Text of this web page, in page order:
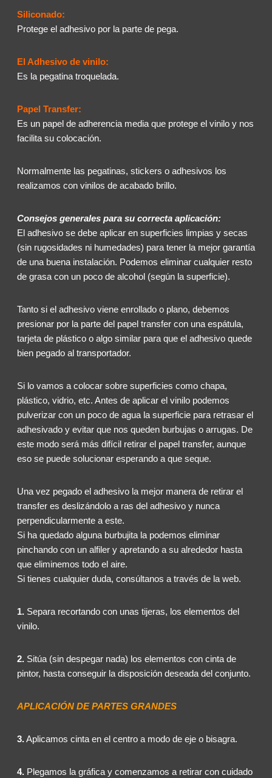
Siliconado:
Protege el adhesivo por la parte de pega.
El Adhesivo de vinilo:
Es la pegatina troquelada.
Papel Transfer:
Es un papel de adherencia media que protege el vinilo y nos
facilita su colocación.
Normalmente las pegatinas, stickers o adhesivos los
realizamos con vinilos de acabado brillo.
Consejos generales para su correcta aplicación:
El adhesivo se debe aplicar en superficies limpias y secas
(sin rugosidades ni humedades) para tener la mejor garantía
de una buena instalación. Podemos eliminar cualquier resto
de grasa con un poco de alcohol (según la superficie).
Tanto si el adhesivo viene enrollado o plano, debemos
presionar por la parte del papel transfer con una espátula,
tarjeta de plástico o algo similar para que el adhesivo quede
bien pegado al transportador.
Si lo vamos a colocar sobre superficies como chapa,
plástico, vidrio, etc. Antes de aplicar el vinilo podemos
pulverizar con un poco de agua la superficie para retrasar el
adhesivado y evitar que nos queden burbujas o arrugas. De
este modo será más difícil retirar el papel transfer, aunque
eso se puede solucionar esperando a que seque.
Una vez pegado el adhesivo la mejor manera de retirar el
transfer es deslizándolo a ras del adhesivo y nunca
perpendicularmente a este.
Si ha quedado alguna burbujita la podemos eliminar
pinchando con un alfiler y apretando a su alrededor hasta
que eliminemos todo el aire.
Si tienes cualquier duda, consúltanos a través de la web.
1.Separa recortando con unas tijeras, los elementos del
vinilo.
2.Sitúa (sin despegar nada) los elementos con cinta de
pintor, hasta conseguir la disposición deseada del conjunto.
APLICACIÓN DE PARTES GRANDES
3.Aplicamos cinta en el centro a modo de eje o bisagra.
4.Plegamos la gráfica y comenzamos a retirar con cuidado